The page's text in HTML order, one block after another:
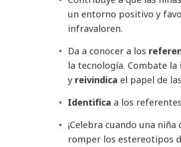
un entorno positivo y
infravaloren.
Da a conocer a los
la tecnología. Combate la
y reivindica el papel de
Identifica a los
¡Celebra cuando una
romper los estereotipos